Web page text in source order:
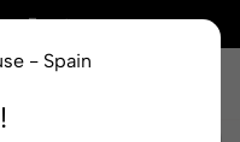
- Spain
en España